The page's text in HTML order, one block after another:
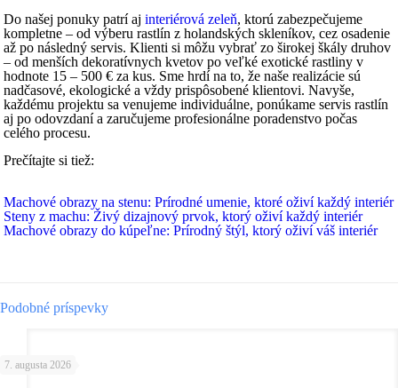
Do našej ponuky patrí ajinteriérová zeleň, ktorú zabezpečujeme
kompletne – od výberu rastlín z holandských skleníkov, cez osadenie
až po následný servis. Klienti si môžu vybrať zo širokej škály druhov
– od menších dekoratívnych kvetov po veľké exotické rastliny v
hodnote 15 – 500 € za kus. Sme hrdí na to, že naše realizácie sú
nadčasové, ekologické a vždy prispôsobené klientovi. Navyše,
každému projektu sa venujeme individuálne, ponúkame servis rastlín
aj po odovzdaní a zaručujeme profesionálne poradenstvo počas
celého procesu.
Prečítajte si tiež:
Machové obrazy na stenu: Prírodné umenie, ktoré oživí každý interiér
Steny z machu: Živý dizajnový prvok, ktorý oživí každý interiér
Machové obrazy do kúpeľne: Prírodný štýl, ktorý oživí váš interiér
Podobné príspevky
7. augusta 2026